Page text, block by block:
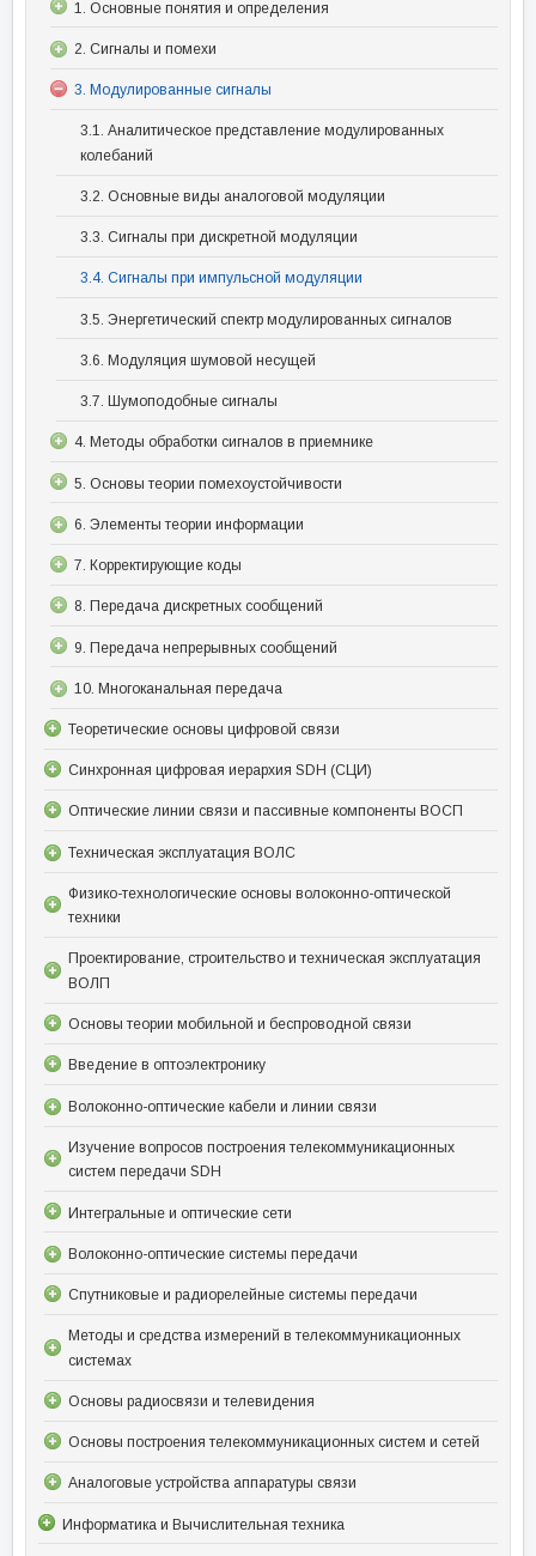
1. Основные понятия и определения
2. Сигналы и помехи
3. Модулированные сигналы
3.1. Аналитическое представление модулированных
колебаний
3.2. Основные виды аналоговой модуляции
3.3. Сигналы при дискретной модуляции
3.4. Сигналы при импульсной модуляции
3.5. Энергетический спектр модулированных сигналов
3.6. Модуляция шумовой несущей
3.7. Шумоподобные сигналы
4. Методы обработки сигналов в приемнике
5. Основы теории помехоустойчивости
6. Элементы теории информации
7. Корректирующие коды
8. Передача дискретных сообщений
9. Передача непрерывных сообщений
10. Многоканальная передача
Теоретические основы цифровой связи
Синхронная цифровая иерархия SDH (СЦИ)
Оптические линии связи и пассивные компоненты ВОСП
Техническая эксплуатация ВОЛС
Физико-технологические основы волоконно-оптической
техники
Проектирование, строительство и техническая эксплуатация
ВОЛП
Основы теории мобильной и беспроводной связи
Введение в оптоэлектронику
Волоконно-оптические кабели и линии связи
Изучение вопросов построения телекоммуникационных
систем передачи SDH
Интегральные и оптические сети
Волоконно-оптические системы передачи
Спутниковые и радиорелейные системы передачи
Методы и средства измерений в телекоммуникационных
системах
Основы радиосвязи и телевидения
Основы построения телекоммуникационных систем и сетей
Аналоговые устройства аппаратуры связи
Информатика и Вычислительная техника